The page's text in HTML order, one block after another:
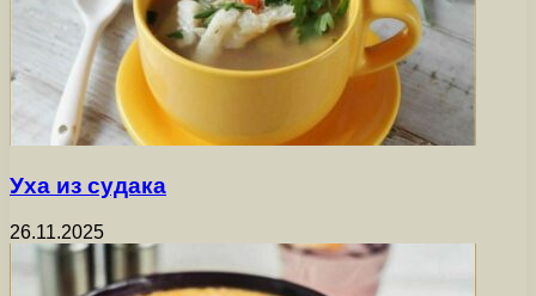
Уха из судака
26.11.2025